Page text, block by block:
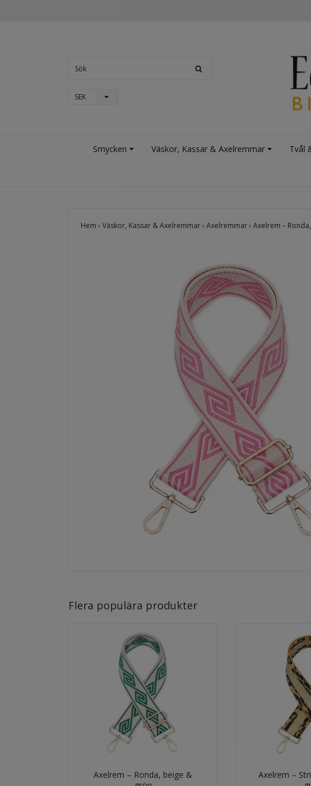
SEK
Smycken Väskor, Kassar & Axelremmar Tvål
Hem › Väskor, Kassar & Axelremmar› Axelremmar› Axelrem –
Flera populära produkter
Axelrem – Ronda, beige &
Axelrem –